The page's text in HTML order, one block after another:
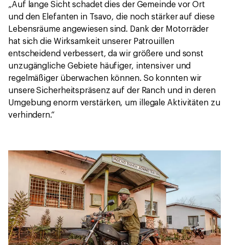
„Auf lange Sicht schadet dies der Gemeinde vor Ort
und den Elefanten in Tsavo, die noch stärker auf diese
Lebensräume angewiesen sind. Dank der Motorräder
hat sich die Wirksamkeit unserer Patrouillen
entscheidend verbessert, da wir größere und sonst
unzugängliche Gebiete häufiger, intensiver und
regelmäßiger überwachen können. So konnten wir
unsere Sicherheitspräsenz auf der Ranch und in deren
Umgebung enorm verstärken, um illegale Aktivitäten zu
verhindern.“